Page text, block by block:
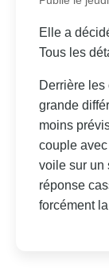
Elle a
Tous les
Derrière
grande
moins
couple
voile sur un
réponse
forcément